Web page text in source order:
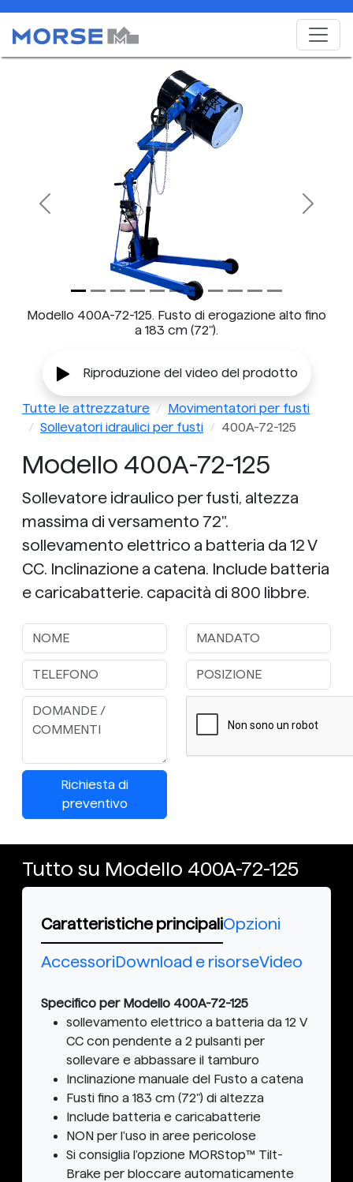
Modello 400A-72-125. Fusto di erogazione alto fino
a 183 cm (72").
Previous Next
Riproduzione del video del prodotto
Tutte le attrezzature
Movimentatori per fusti
Sollevatori idraulici per fusti
400A-72-125
Modello 400A-72-125
Sollevatore idraulico per fusti, altezza
massima di versamento 72".
sollevamento elettrico a batteria da 12 V
CC. Inclinazione a catena. Include batteria
e caricabatterie. capacità di 800 libbre.
Richiesta di
preventivo
Tutto su Modello 400A-72-125
Caratteristiche principaliOpzioni
AccessoriDownload e risorseVideo
Specifico per Modello 400A-72-125
sollevamento elettrico a batteria da 12 V
CC con pendente a 2 pulsanti per
sollevare e abbassare il tamburo
Inclinazione manuale del Fusto a catena
Fusti fino a 183 cm (72") di altezza
Include batteria e caricabatterie
NON per l'uso in aree pericolose
Si consiglia l'opzione MORStop™ Tilt-
Brake per bloccare automaticamente